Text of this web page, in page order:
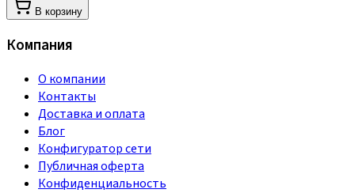
В корзину
Компания
О компании
Контакты
Доставка и оплата
Блог
Конфигуратор сети
Публичная оферта
Конфиденциальность